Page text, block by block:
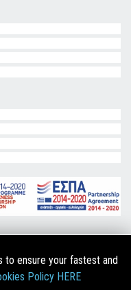
ensure your fastest and
Policy HERE